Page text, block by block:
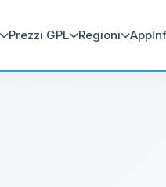
Prezzi GPL Regioni App